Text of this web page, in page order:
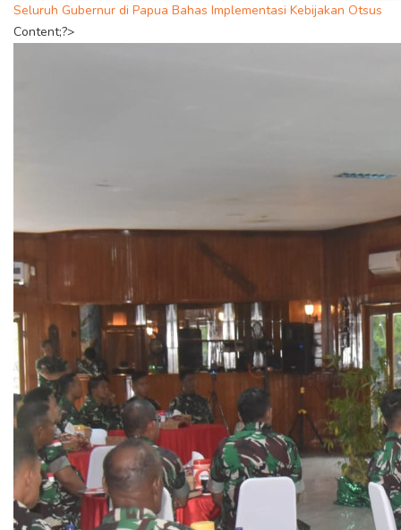
Seluruh Gubernur di Papua Bahas Implementasi Kebijakan Otsus
Content;?>